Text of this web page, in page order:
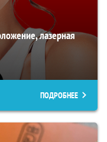
лазерная
ПОДРОБНЕЕ